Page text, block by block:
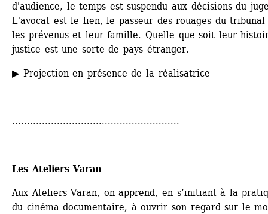
d'audience, le temps est suspendu aux décisions du
L'avocat est le lien, le passeur des rouages du tribunal
les prévenus et leur famille. Quelle que soit leur
justice est une sorte de pays étranger.
▶ Projection en présence de la réalisatrice
........................................................
Les Ateliers Varan
Aux Ateliers Varan, on apprend, en s’initiant à la
du cinéma documentaire, à ouvrir son regard sur le